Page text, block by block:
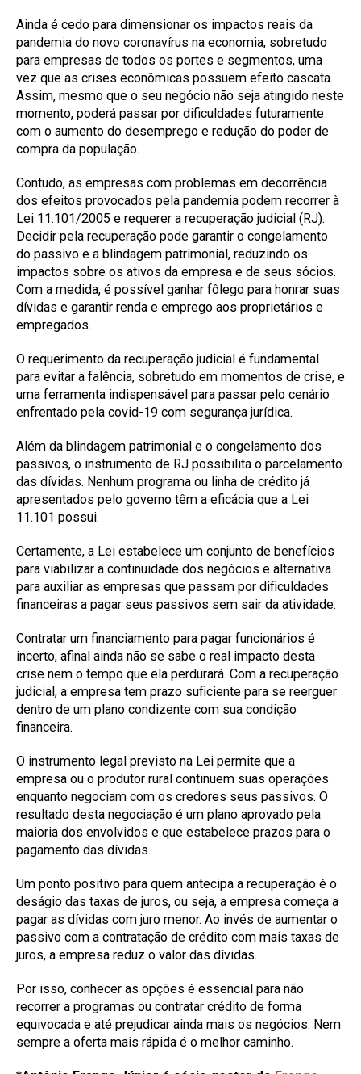
Ainda é cedo para dimensionar os impactos reais da
pandemia do novo coronavírus na economia, sobretudo
para empresas de todos os portes e segmentos, uma
vez que as crises econômicas possuem efeito cascata.
Assim, mesmo que o seu negócio não seja atingido neste
momento, poderá passar por dificuldades futuramente
com o aumento do desemprego e redução do poder de
compra da população.
Contudo, as empresas com problemas em decorrência
dos efeitos provocados pela pandemia podem recorrer à
Lei 11.101/2005 e requerer a recuperação judicial (RJ).
Decidir pela recuperação pode garantir o congelamento
do passivo e a blindagem patrimonial, reduzindo os
impactos sobre os ativos da empresa e de seus sócios.
Com a medida, é possível ganhar fôlego para honrar suas
dívidas e garantir renda e emprego aos proprietários e
empregados.
O requerimento da recuperação judicial é fundamental
para evitar a falência, sobretudo em momentos de crise, e
uma ferramenta indispensável para passar pelo cenário
enfrentado pela covid-19 com segurança jurídica.
Além da blindagem patrimonial e o congelamento dos
passivos, o instrumento de RJ possibilita o parcelamento
das dívidas. Nenhum programa ou linha de crédito já
apresentados pelo governo têm a eficácia que a Lei
11.101 possui.
Certamente, a Lei estabelece um conjunto de benefícios
para viabilizar a continuidade dos negócios e alternativa
para auxiliar as empresas que passam por dificuldades
financeiras a pagar seus passivos sem sair da atividade.
Contratar um financiamento para pagar funcionários é
incerto, afinal ainda não se sabe o real impacto desta
crise nem o tempo que ela perdurará. Com a recuperação
judicial, a empresa tem prazo suficiente para se reerguer
dentro de um plano condizente com sua condição
financeira.
O instrumento legal previsto na Lei permite que a
empresa ou o produtor rural continuem suas operações
enquanto negociam com os credores seus passivos. O
resultado desta negociação é um plano aprovado pela
maioria dos envolvidos e que estabelece prazos para o
pagamento das dívidas.
Um ponto positivo para quem antecipa a recuperação é o
deságio das taxas de juros, ou seja, a empresa começa a
pagar as dívidas com juro menor. Ao invés de aumentar o
passivo com a contratação de crédito com mais taxas de
juros, a empresa reduz o valor das dívidas.
Por isso, conhecer as opções é essencial para não
recorrer a programas ou contratar crédito de forma
equivocada e até prejudicar ainda mais os negócios. Nem
sempre a oferta mais rápida é o melhor caminho.